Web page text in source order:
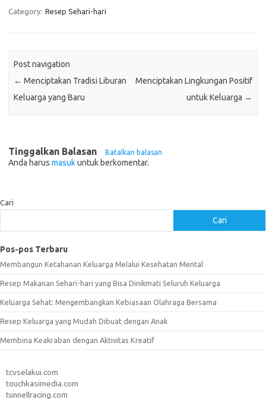
Category: Resep Sehari-hari
Post navigation
← Menciptakan Tradisi Liburan
Keluarga yang Baru
Menciptakan Lingkungan Positif
untuk Keluarga →
Tinggalkan Balasan Batalkan balasan
Anda harus masukuntuk berkomentar.
Cari
Cari
Pos-pos Terbaru
Membangun Ketahanan Keluarga Melalui Kesehatan Mental
Resep Makanan Sehari-hari yang Bisa Dinikmati Seluruh Keluarga
Keluarga Sehat: Mengembangkan Kebiasaan Olahraga Bersama
Resep Keluarga yang Mudah Dibuat dengan Anak
Membina Keakraban dengan Aktivitas Kreatif
tcvselakui.com
touchkasimedia.com
tunnellracing.com